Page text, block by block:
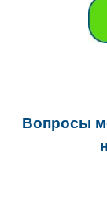
Вопросы